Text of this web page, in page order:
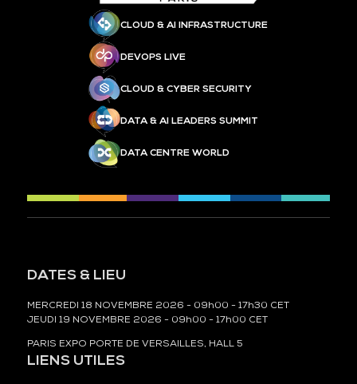
CLOUD & AI INFRASTRUCTURE
DEVOPS LIVE
CLOUD & CYBER SECURITY
DATA & AI LEADERS SUMMIT
DATA CENTRE WORLD
DATES & LIEU
MERCREDI 18 NOVEMBRE 2026 - 09h00 - 17h30 CET
JEUDI 19 NOVEMBRE 2026 - 09h00 - 17h00 CET
PARIS EXPO PORTE DE VERSAILLES, HALL 5
LIENS UTILES